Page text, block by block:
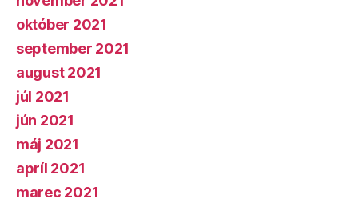
október 2021
september 2021
august 2021
júl 2021
jún 2021
máj 2021
apríl 2021
marec 2021